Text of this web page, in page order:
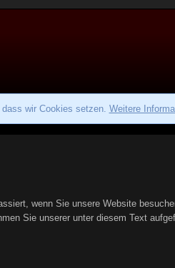
wir Cookies setzen. Weitere
wenn Sie unsere Website
Sie unserer unter diesem Text